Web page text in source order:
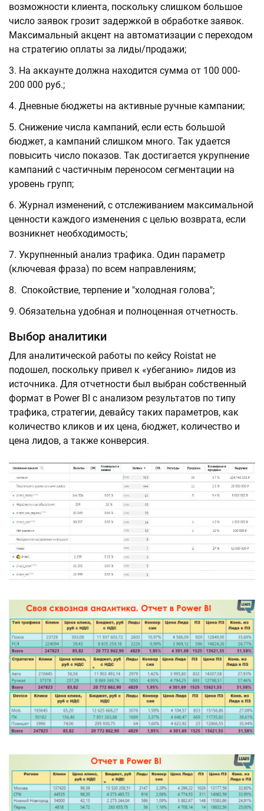
возможности клиента, поскольку слишком большое
число заявок грозит задержкой в обработке заявок.
Максимальный акцент на автоматизации с переходом
на стратегию оплаты за лиды/продажи;
На аккаунте должна находится сумма от 100 000-
200 000 руб.;
Дневные бюджеты на активные ручные кампании;
Снижение числа кампаний, если есть большой
бюджет, а кампаний слишком много. Так удается
повысить число показов. Так достигается укрупнение
кампаний с частичным переносом сегментации на
уровень групп;
Журнал изменений, с отслеживанием максимальной
ценности каждого изменения с целью возврата, если
возникнет необходимость;
Укрупненный анализ трафика. Один параметр
(ключевая фраза) по всем направлениям;
Спокойствие, терпение и "холодная голова";
Обязательна удобная и полноценная отчетность.
Выбор аналитики
Для аналитической работы по кейсу Roistat не
подошел, поскольку привел к «убеганию» лидов из
источника. Для отчетности был выбран собственный
формат в Power BI c анализом результатов по типу
трафика, стратегии, девайсу таких параметров, как
количество кликов и их цена, бюджет, количество и
цена лидов, а также конверсия.